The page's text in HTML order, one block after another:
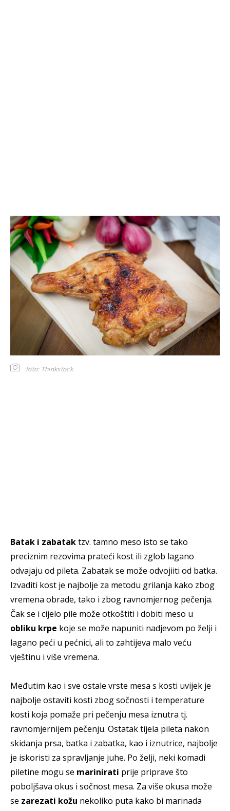
foto: Thinkstock
Batak i zabataktzv. tamno meso isto se tako
preciznim rezovima prateći kost ili zglob lagano
odvajaju od pileta. Zabatak se može odvojiiti od batka.
Izvaditi kost je najbolje za metodu grilanja kako zbog
vremena obrade, tako i zbog ravnomjernog pečenja.
Čak se i cijelo pile može otkoštiti i dobiti meso u
obliku krpe koje se može napuniti nadjevom po želji i
lagano peći u pećnici, ali to zahtijeva malo veću
vještinu i više vremena.
Međutim kao i sve ostale vrste mesa s kosti uvijek je
najbolje ostaviti kosti zbog sočnosti i temperature
kosti koja pomaže pri pečenju mesa iznutra tj.
ravnomjernijem pečenju. Ostatak tijela pileta nakon
skidanja prsa, batka i zabatka, kao i iznutrice, najbolje
je iskoristi za spravljanje juhe. Po želji, neki komadi
piletine mogu se marinirati prije priprave što
poboljšava okus i sočnost mesa. Za više okusa može
se zarezati kožu nekoliko puta kako bi marinada